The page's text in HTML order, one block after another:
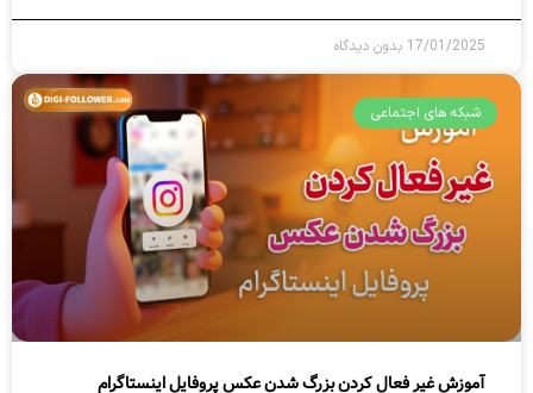
17/01/2025 بدون دیدگاه
شبکه های اجتماعی
آموزش غیر فعال کردن بزرگ شدن عکس پروفایل اینستاگرام